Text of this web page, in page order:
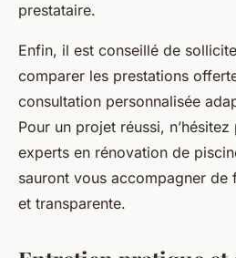
prestataire.
Enfin, il est conseillé de
comparer les prestations
consultation personnalisée
Pour un projet réussi,
experts en rénovation de
sauront vous accompagner de
et transparente.